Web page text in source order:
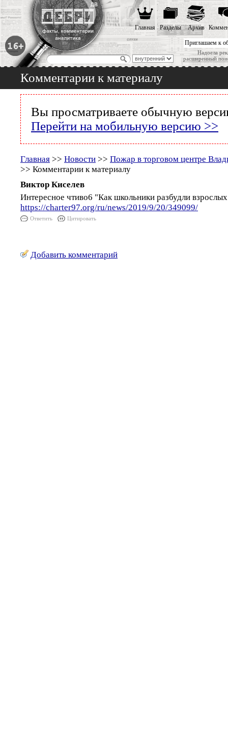
Приглашаем к
Надоела
расширенный
Главная Разделы Архив
Комментарии к материалу
Вы просматриваете обычную
Перейти на мобильную версию >>
Главная >> Новости >> Пожар в торговом центре
>> Комментарии к материалу
Виктор Киселев
Интересное чтиво6 "Как школьники разбудли взрослых
https://charter97.org/ru/news/2019/9/20/349099/
Ответить Цитировать
Добавить комментарий